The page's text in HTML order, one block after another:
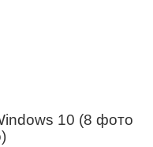
10 (8 фото